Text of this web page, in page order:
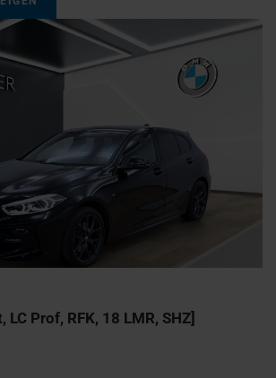
Prof, RFK, 18 LMR, SHZ]